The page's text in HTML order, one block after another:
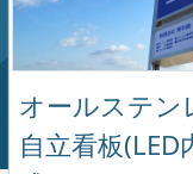
オールステン
自立看板(LED